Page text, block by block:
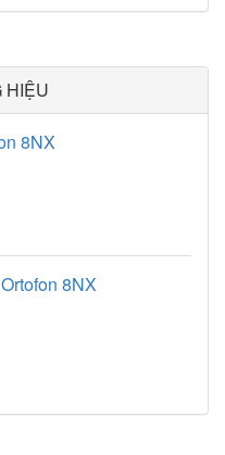
HIỆU
8NX
8NX